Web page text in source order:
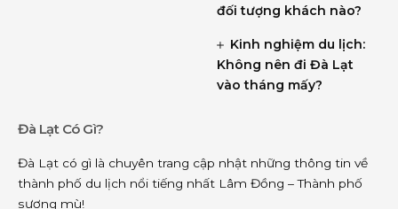
đối tượng khách nào?
Kinh nghiệm du lịch:
Không nên đi Đà Lạt
vào tháng mấy?
Đà Lạt Có Gì?
Đà Lạt có gì là chuyên trang cập nhật những thông tin về
thành phố du lịch nổi tiếng nhất Lâm Đồng – Thành phố
sương mù!